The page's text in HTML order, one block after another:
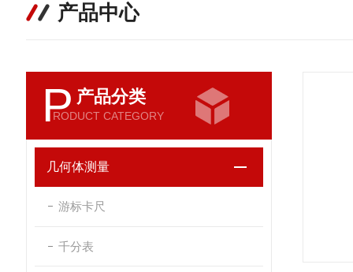
产品中心
P 产品分类
RODUCT CATEGORY
几何体测量
游标卡尺
千分表